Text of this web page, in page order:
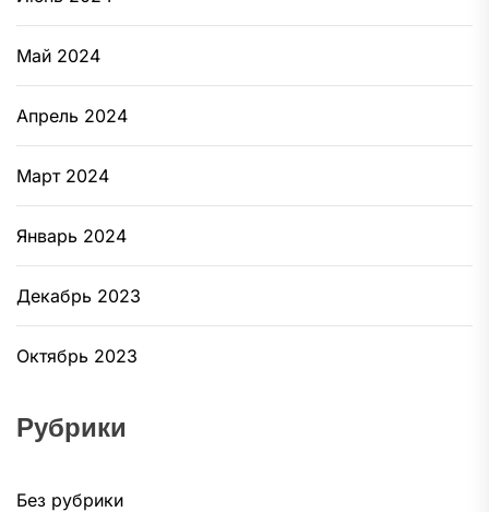
Май 2024
Апрель 2024
Март 2024
Январь 2024
Декабрь 2023
Октябрь 2023
Рубрики
Без рубрики